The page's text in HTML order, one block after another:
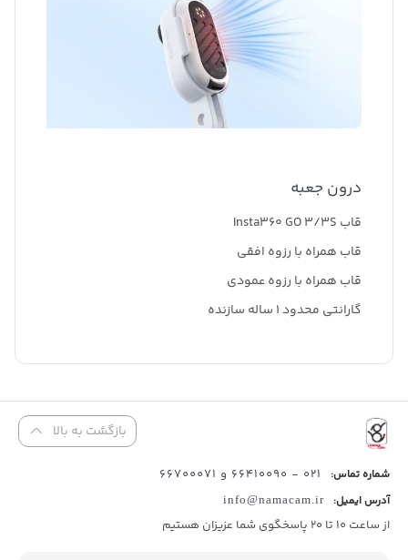
درون جعبه
قاب Insta360 GO 3/3S
قاب همراه با رزوه افقی
قاب همراه با رزوه عمودی
گارانتی محدود 1 ساله سازنده
بازگشت به بالا
شماره تماس: 021 - 66410090 و 66700071
آدرس ایمیل: info@namacam.ir
از ساعت 10 تا 20 پاسخگوی شما عزیزان هستیم